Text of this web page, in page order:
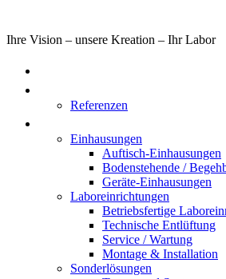
Ihre Vision – unsere Kreation – Ihr Labor
Referenzen
Einhausungen
Auftisch-Einhausungen
Bodenstehende /
Geräte-Einhausungen
Laboreinrichtungen
Betriebsfertige
Technische Entlüftung
Service / Wartung
Montage & Installation
Sonderlösungen